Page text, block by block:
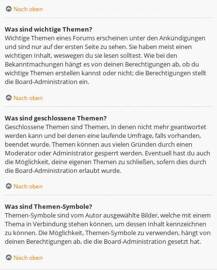
Nach oben
Was sind wichtige Themen?
Wichtige Themen eines Forums erscheinen unter den Ankündigungen
und sind nur auf der ersten Seite zu sehen. Sie haben meist einen
wichtigen Inhalt, weswegen du sie lesen solltest. Wie bei den
Bekanntmachungen hängt es von deinen Berechtigungen ab, ob du
wichtige Themen erstellen kannst oder nicht; die Berechtigungen stellt
die Board-Administration ein.
Nach oben
Was sind geschlossene Themen?
Geschlossene Themen sind Themen, in denen nicht mehr geantwortet
werden kann und bei denen eine laufende Umfrage, falls vorhanden,
beendet wurde. Themen können aus vielen Gründen durch einen
Moderator oder Administrator gesperrt werden. Eventuell hast du auch
die Möglichkeit, deine eigenen Themen zu schließen, sofern dies durch
die Board-Administration erlaubt wurde.
Nach oben
Was sind Themen-Symbole?
Themen-Symbole sind vom Autor ausgewählte Bilder, welche mit einem
Thema in Verbindung stehen können, um dessen Inhalt kennzeichnen
zu können. Die Möglichkeit, Themen-Symbole zu verwenden, hängt von
deinen Berechtigungen ab, die die Board-Administration gesetzt hat.
Nach oben